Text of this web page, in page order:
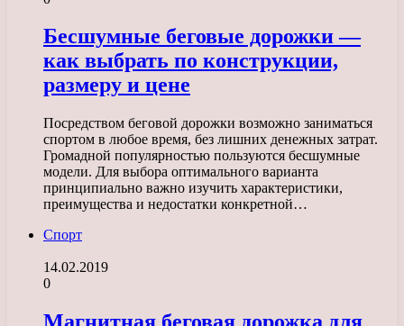
Бесшумные беговые дорожки —
как выбрать по конструкции,
размеру и цене
Посредством беговой дорожки возможно заниматься
спортом в любое время, без лишних денежных затрат.
Громадной популярностью пользуются бесшумные
модели. Для выбора оптимального варианта
принципиально важно изучить характеристики,
преимущества и недостатки конкретной…
Спорт
14.02.2019
0